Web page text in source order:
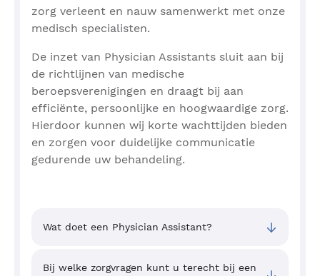
zorg verleent en nauw samenwerkt met onze
medisch specialisten.
De inzet van Physician Assistants sluit aan bij
de richtlijnen van medische
beroepsverenigingen en draagt bij aan
efficiënte, persoonlijke en hoogwaardige zorg.
Hierdoor kunnen wij korte wachttijden bieden
en zorgen voor duidelijke communicatie
gedurende uw behandeling.
Wat doet een Physician Assistant?
Bij welke zorgvragen kunt u terecht bij een